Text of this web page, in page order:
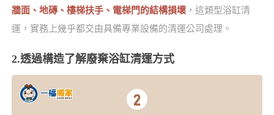
牆面、地磚、樓梯扶手、電梯門的結構損壞，這類型浴缸清
運，實務上幾乎都交由具備專業設備的清運公司處理。
2.透過構造了解廢棄浴缸清運方式